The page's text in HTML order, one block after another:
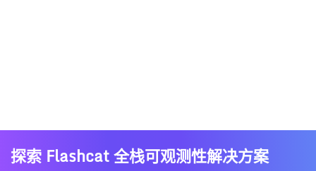
探索 Flashcat 全栈可观测性解决方案